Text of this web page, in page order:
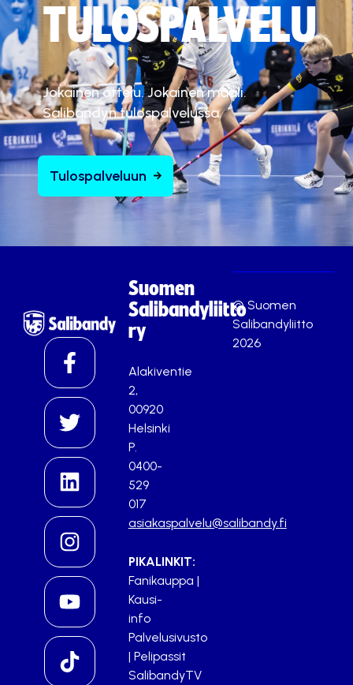
TULOSPALVELU
Jokainen ottelu. Jokainen maali.
Salibandyn tulospalvelussa.
Tulospalveluun
Suomen
Salibandyliitto
ry
Alakiventie
2,
00920
Helsinki
P.
0400-
529
017
asiakaspalvelu@salibandy.fi
PIKALINKIT:
Fanikauppa |
Kausi-
info
Palvelusivusto
| Pelipassit
SalibandyTV
© Suomen
Salibandyliitto
2026